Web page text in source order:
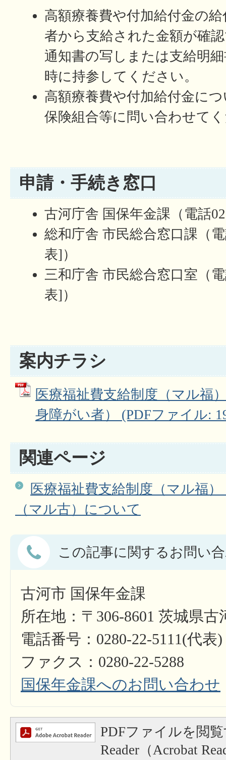
高額療養費や付加給付金の
者から支給された金額が確
通知書の写しまたは支給明
時に持参してください。
高額療養費や付加給付金に
保険組合等に問い合わせて
申請・手続き窓口
古河庁舎 国保年金課（電話
総和庁舎 市民総合窓口課（
表]）
三和庁舎 市民総合窓口室（
表]）
案内チラシ
医療福祉費支給制度（マル福
身障がい者） (PDFファイル:
関連ページ
医療福祉費支給制度（マル福
（マル古）について
この記事に関するお問い
古河市 国保年金課
所在地：〒306-8601 茨城県
電話番号：0280-22-5111(代表)
ファクス：0280-22-5288
国保年金課へのお問い合わせ
PDFファイルを閲
Reader（Acrobat